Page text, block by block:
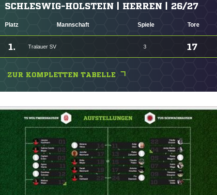
SCHLESWIG-HOLSTEIN | HERREN | 26/27
Platz Mannschaft Spiele Tore
1. Tralauer SV 3 17
ZUR KOMPLETTEN TABELLE